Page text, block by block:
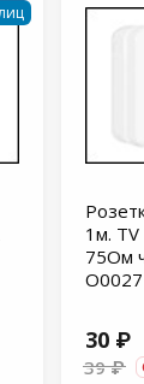
1м. ТV
75Ом
O0027
30 ₽
39 ₽